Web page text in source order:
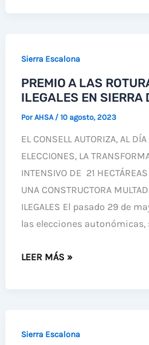
MARCHA
REIVINDICANDO
LA
DECLARACIÓN
DEHESA
CAMPOAMOR
Sierra Escalona
PREMIO A LAS
ILEGALES EN SIERRA
PorAHSA / 10 agosto, 2023
EL CONSELL AUTORIZA, AL
ELECCIONES, LA
INTENSIVO DE 21
UNA CONSTRUCTORA
ILEGALES El pasado 29 de
las elecciones autonómicas,
PREMIO
EN
LEER MÁS »
Sierra Escalona